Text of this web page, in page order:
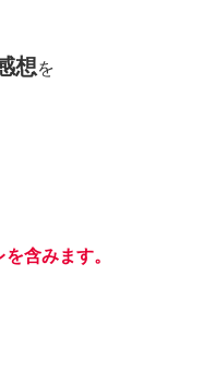
想を
含みます。